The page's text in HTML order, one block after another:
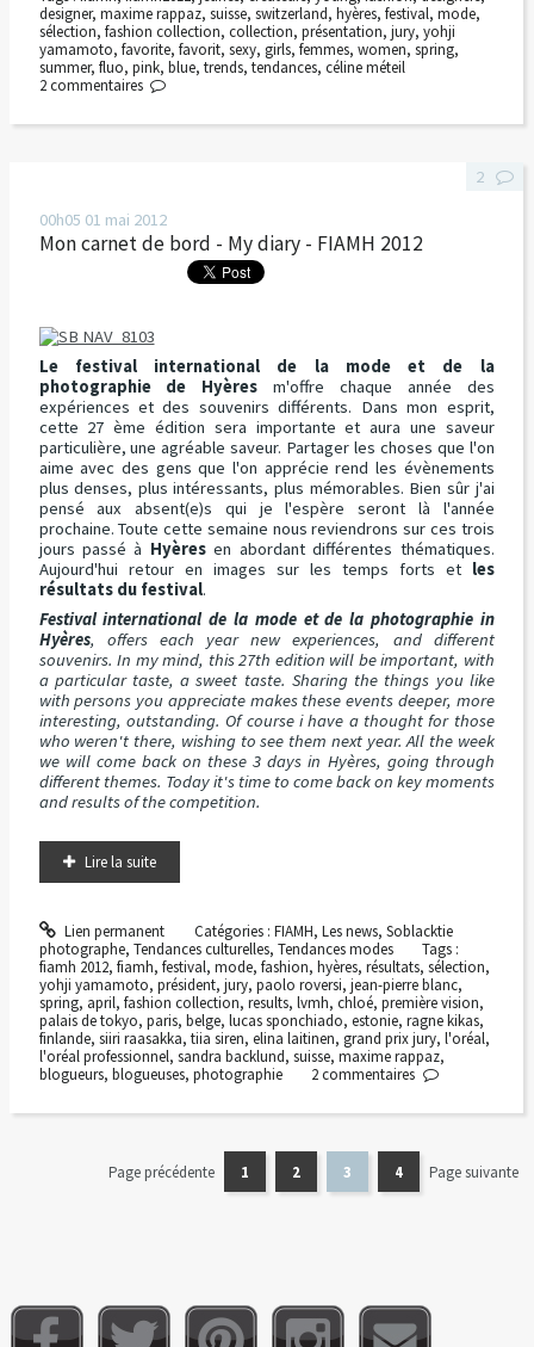
designer, maxime rappaz, suisse, switzerland, hyères, festival, mode,
sélection, fashion collection, collection, présentation, jury, yohji
yamamoto, favorite, favorit, sexy, girls, femmes, women, spring,
summer, fluo, pink, blue, trends, tendances, céline méteil
2 commentaires
00h05 01 mai 2012
Mon carnet de bord - My diary - FIAMH 2012
Le festival international de la mode et de la
photographie de Hyères m'offre chaque année des
expériences et des souvenirs différents. Dans mon esprit,
cette 27 ème édition sera importante et aura une saveur
particulière, une agréable saveur. Partager les choses que l'on
aime avec des gens que l'on apprécie rend les évènements
plus denses, plus intéressants, plus mémorables. Bien sûr j'ai
pensé aux absent(e)s qui je l'espère seront là l'année
prochaine. Toute cette semaine nous reviendrons sur ces trois
jours passé à Hyèresen abordant différentes thématiques.
Aujourd'hui retour en images sur les temps forts et les
résultats du festival.
Festival international de la mode et de la photographie in
Hyères, offers each year new experiences, and different
souvenirs. In my mind, this 27th edition will be important, with
a particular taste, a sweet taste. Sharing the things you like
with persons you appreciate makes these events deeper, more
interesting, outstanding. Of course i have a thought for those
who weren't there, wishing to see them next year. All the week
we will come back on these 3 days in Hyères, going through
different themes. Today it's time to come back on key moments
and results of the competition.
Lire la suite
Lien permanent Catégories : FIAMH, Les news, Soblacktie
photographe, Tendances culturelles, Tendances modes
Tags :
fiamh 2012, fiamh, festival, mode, fashion, hyères, résultats, sélection,
yohji yamamoto, président, jury, paolo roversi, jean-pierre blanc,
spring, april, fashion collection, results, lvmh, chloé, première vision,
palais de tokyo, paris, belge, lucas sponchiado, estonie, ragne kikas,
finlande, siiri raasakka, tiia siren, elina laitinen, grand prix jury, l'oréal,
l'oréal professionnel, sandra backlund, suisse, maxime rappaz,
blogueurs, blogueuses, photographie
2
2commentaires
Page précédente 1 2 3 4 Page suivante